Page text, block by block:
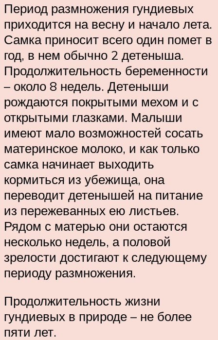
Период размножения гундиевых
приходится на весну и начало лета.
Самка приносит всего один помет в
год, в нем обычно 2 детеныша.
Продолжительность беременности
– около 8 недель. Детеныши
рождаются покрытыми мехом и с
открытыми глазками. Малыши
имеют мало возможностей сосать
материнское молоко, и как только
самка начинает выходить
кормиться из убежища, она
переводит детенышей на питание
из пережеванных ею листьев.
Рядом с матерью они остаются
несколько недель, а половой
зрелости достигают к следующему
периоду размножения.
Продолжительность жизни
гундиевых в природе – не более
пяти лет.